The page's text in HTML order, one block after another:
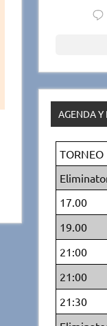
AGENDA Y
TORNEO
17.00
19.00
21:00
21:00
21:30